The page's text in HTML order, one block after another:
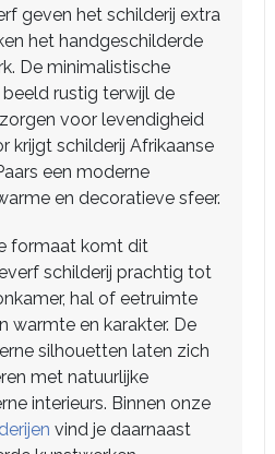
geven het schilderij extra
het handgeschilderde
De minimalistische
rustig terwijl de
voor levendigheid
krijgt schilderij Afrikaanse
een moderne
en decoratieve sfeer.
formaat komt dit
schilderij prachtig tot
hal of eetruimte
warmte en karakter. De
silhouetten laten zich
met natuurlijke
interieurs. Binnen onze
vind je daarnaast